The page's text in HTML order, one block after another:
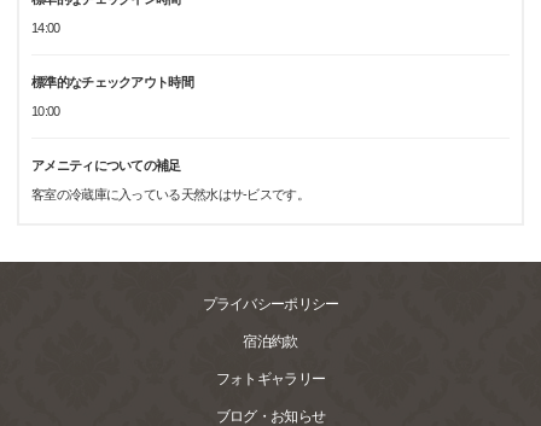
14:00
標準的なチェックアウト時間
10:00
アメニティについての補足
客室の冷蔵庫に入っている天然水はサ-ビスです。
プライバシーポリシー
宿泊約款
フォトギャラリー
ブログ・お知らせ